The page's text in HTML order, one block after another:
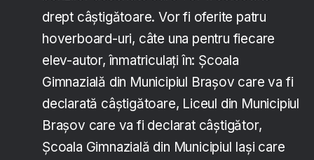
drept câştigătoare. Vor fi oferite patru
hoverboard-uri, câte una pentru fiecare
elev-autor, înmatriculaţi în: Şcoala
Gimnazială din Municipiul Braşov care va fi
declarată câştigătoare, Liceul din Municipiul
Braşov care va fi declarat câştigător,
Şcoala Gimnazială din Municipiul Iaşi care